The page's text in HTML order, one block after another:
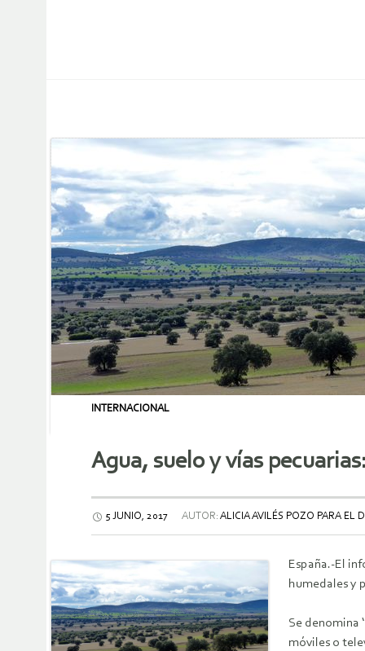
INTERNACIONAL
Agua, suelo y vías
5 JUNIO, 2017 AUTOR: ALICIA AVILÉS POZO PARA EL
España.-El
humedales y
Se denomina
móviles o